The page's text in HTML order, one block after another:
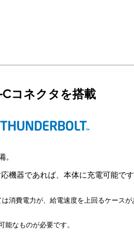
コネクタを搭載
。
機器であれば、本体に充電可能です
消費電力が、給電速度を上回るケースが
なものが必要です。